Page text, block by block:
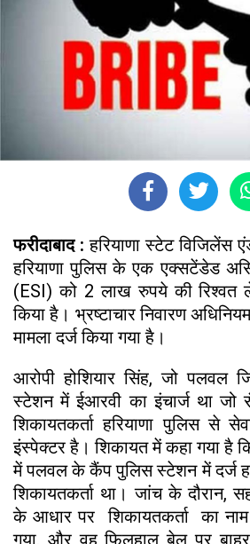
फरीदाबाद :हरियाणा स्टेट विजिलेंस
हरियाणा पुलिस के एक एक्सटेंडेड
(ESI) को 2 लाख रुपये की रिश्वत
किया है। भ्रष्टाचार निवारण
मामला दर्ज किया गया है।
आरोपी होशियार सिंह, जो पलवल
स्टेशन में ईआरवी का इंचार्ज था जो
शिकायतकर्ता हरियाणा पुलिस से
इंस्पेक्टर है। शिकायत में कहा गया है
में पलवल के कैंप पुलिस स्टेशन में दर्ज
शिकायतकर्ता था। जांच के दौरान,
के आधार पर शिकायतकर्ता का
गया, और वह फिलहाल बेल पर